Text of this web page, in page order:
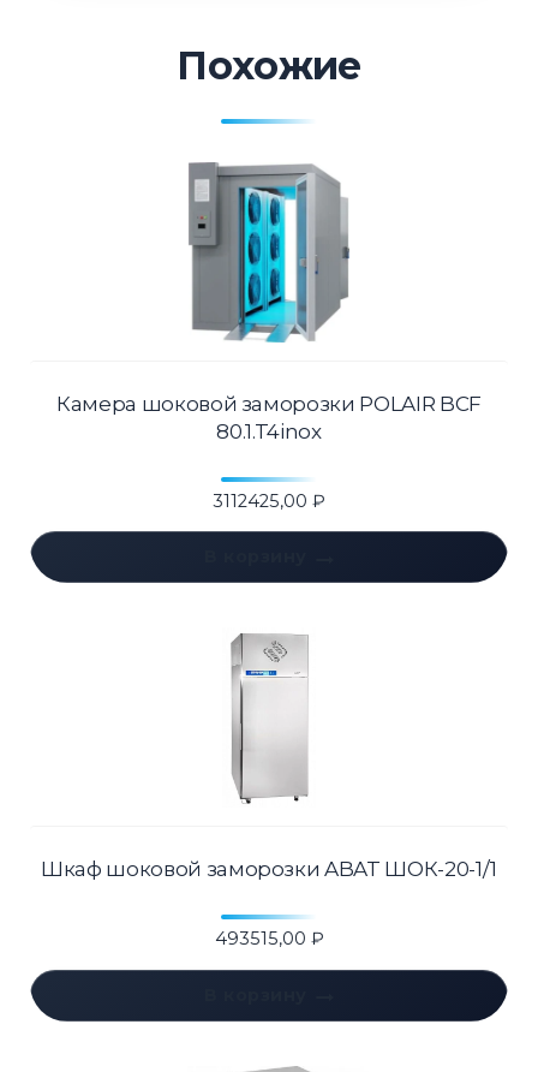
Похожие
Камера шоковой заморозки POLAIR BCF
80.1.T4inox
3112425,00 ₽
Шкаф шоковой заморозки ABAT ШОК-20-1/1
493515,00 ₽